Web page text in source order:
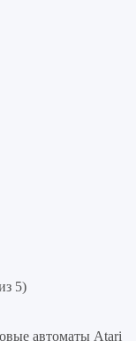
5)
автоматы Atari